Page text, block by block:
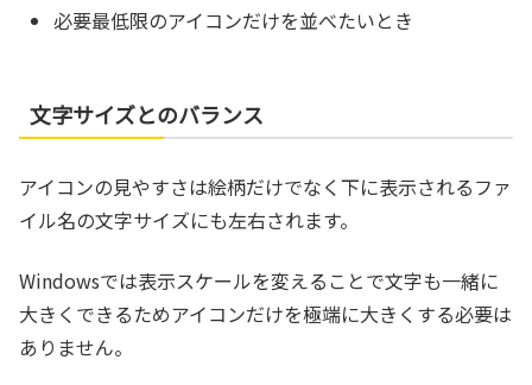
必要最低限のアイコンだけを並べたいとき
文字サイズとのバランス
アイコンの見やすさは絵柄だけでなく下に表示されるファ
イル名の文字サイズにも左右されます。
Windowsでは表示スケールを変えることで文字も一緒に
大きくできるためアイコンだけを極端に大きくする必要は
ありません。